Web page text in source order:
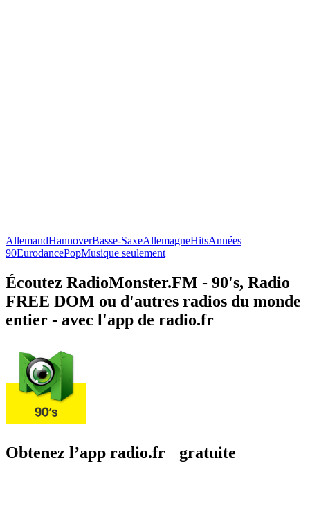
AllemandHannoverBasse-SaxeAllemagneHitsAnnées
90EurodancePopMusique seulement
Écoutez RadioMonster.FM - 90's, Radio
FREE DOM ou d'autres radios du monde
entier - avec l'app de radio.fr
Obtenez l’app radio.fr gratuite